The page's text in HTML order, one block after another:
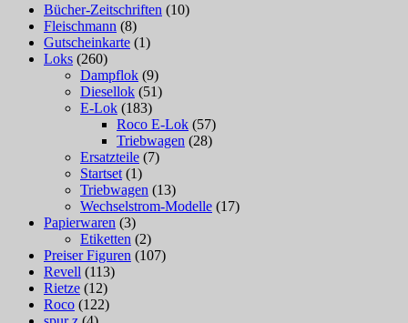
Bücher-Zeitschriften (10)
Fleischmann (8)
Gutscheinkarte (1)
Loks (260)
Dampflok (9)
Diesellok (51)
E-Lok (183)
Roco E-Lok (57)
Triebwagen (28)
Ersatzteile (7)
Startset (1)
Triebwagen (13)
Wechselstrom-Modelle (17)
Papierwaren (3)
Etiketten (2)
Preiser Figuren (107)
Revell (113)
Rietze (12)
Roco (122)